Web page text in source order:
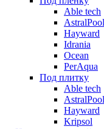
Able tech
AstralPool
Hayward
Idrania
Ocean
PerAqua
Под плитку
Able tech
AstralPool
Hayward
Kripsol